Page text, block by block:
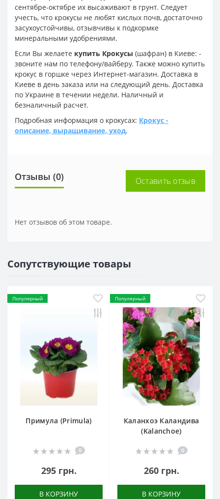
сентябре-октябре их высаживают в грунт. Следует
учесть, что крокусы не любят кислых почв, достаточно
засухоустойчивы, отзывчивы к подкормке
минеральными удобрениями.
Если Вы желаете купить Крокусы (шафран) в Киеве: -
звоните нам по телефону/вайберу. Также можно купить
крокус в горшке через Интернет-магазин. Доставка в
Киеве в день заказа или на следующий день. Доставка
по Украине в течении недели. Наличный и
безналичный расчет.
Подробная информация о крокусах: Крокус -
описание, выращивание, уход.
Отзывы (0) Оставить отзыв
Нет отзывов об этом товаре.
Сопутствующие товары
Популярный
Примула (Primula)
0
295 грн.
В КОРЗИНУ
Популярный
Каланхоэ Каландива
(Kalanchoe)
0
260 грн.
В КОРЗИНУ